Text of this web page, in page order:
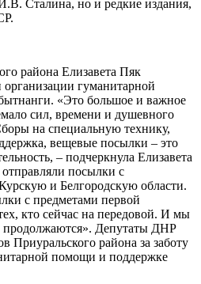
Сталина, но и редкие издания,
района Елизавета Пяк
гуманитарной
«Это большое и важное
сил, времени и душевного
на специальную технику,
вещевые посылки – это
– подчеркнула Елизавета
посылки с
и Белгородскую области.
с предметами первой
кто сейчас на передовой. И мы
продолжаются». Депутаты ДНР
Приуральского района за заботу
помощи и поддержке